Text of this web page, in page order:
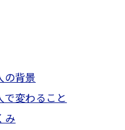
の背景
で変わること
み